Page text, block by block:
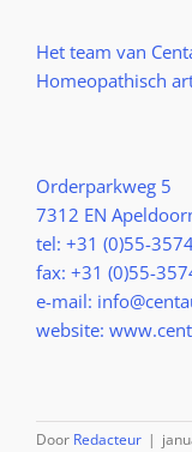
Het team van
Homeopathisch
Orderparkweg 5
7312 EN
tel: +31 (0)55-
fax: +31 (0)55-
e-mail:
website:
Door Redacteur |